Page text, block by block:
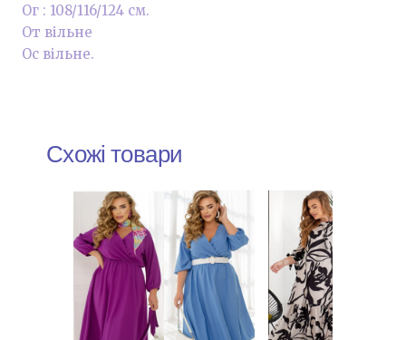
Ог : 108/116/124 см.
От вільне
Ос вільне.
Схожі товари